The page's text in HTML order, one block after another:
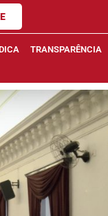
TRANSPARÊNCIA